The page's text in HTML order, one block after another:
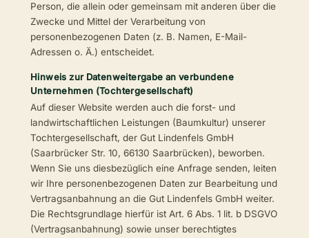
Person, die allein oder gemeinsam mit anderen über die
Zwecke und Mittel der Verarbeitung von
personenbezogenen Daten (z. B. Namen, E-Mail-
Adressen o. Ä.) entscheidet.
Hinweis zur Datenweitergabe an verbundene
Unternehmen (Tochtergesellschaft)
Auf dieser Website werden auch die forst- und
landwirtschaftlichen Leistungen (Baumkultur) unserer
Tochtergesellschaft, der Gut Lindenfels GmbH
(Saarbrücker Str. 10, 66130 Saarbrücken), beworben.
Wenn Sie uns diesbezüglich eine Anfrage senden, leiten
wir Ihre personenbezogenen Daten zur Bearbeitung und
Vertragsanbahnung an die Gut Lindenfels GmbH weiter.
Die Rechtsgrundlage hierfür ist Art. 6 Abs. 1 lit. b DSGVO
(Vertragsanbahnung) sowie unser berechtigtes